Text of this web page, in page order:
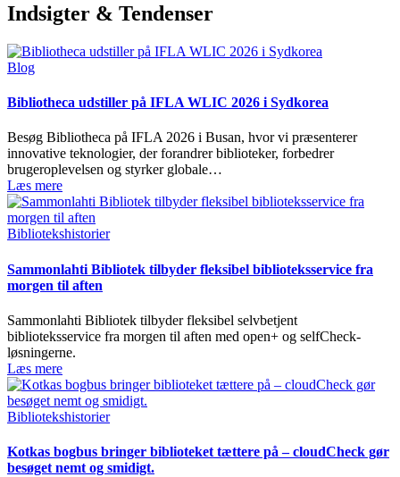
Indsigter & Tendenser
Blog
Bibliotheca udstiller på IFLA WLIC 2026 i Sydkorea
Besøg Bibliotheca på IFLA 2026 i Busan, hvor vi præsenterer
innovative teknologier, der forandrer biblioteker, forbedrer
brugeroplevelsen og styrker globale…
Læs mere
Bibliotekshistorier
Sammonlahti Bibliotek tilbyder fleksibel biblioteksservice fra
morgen til aften
Sammonlahti Bibliotek tilbyder fleksibel selvbetjent
biblioteksservice fra morgen til aften med open+ og selfCheck-
løsningerne.
Læs mere
Bibliotekshistorier
Kotkas bogbus bringer biblioteket tættere på – cloudCheck gør
besøget nemt og smidigt.